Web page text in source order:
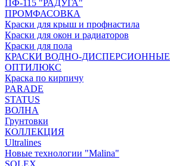
ПФ-115 "РАДУГА"
ПРОМФАСОВКА
Краски для крыш и профнастила
Краски для окон и радиаторов
Краски для пола
КРАСКИ ВОДНО-ДИСПЕРСИОННЫЕ
ОПТИЛЮКС
Краска по кирпичу
PARADE
STATUS
ВОЛНА
Грунтовки
КОЛЛЕКЦИЯ
Ultralines
Новые технологии "Malina"
SOLEX